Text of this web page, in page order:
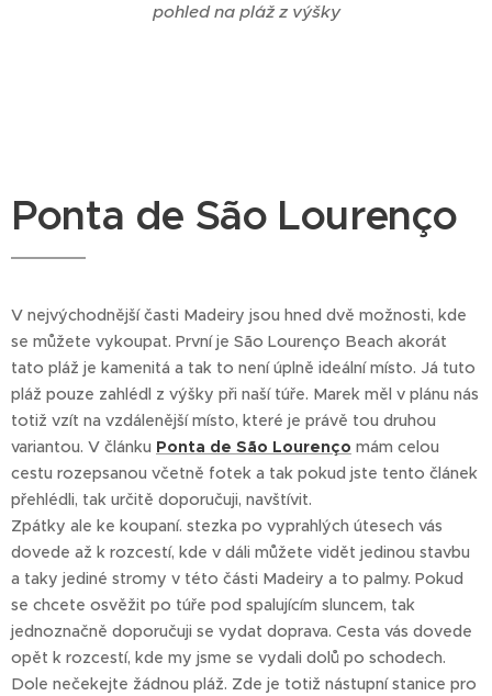
pohled na pláž z výšky
Ponta de São Lourenço
V nejvýchodnější časti Madeiry jsou hned dvě možnosti, kde
se můžete vykoupat. První je São Lourenço Beach akorát
tato pláž je kamenitá a tak to není úplně ideální místo. Já tuto
pláž pouze zahlédl z výšky při naší túře. Marek měl v plánu nás
totiž vzít na vzdálenější místo, které je právě tou druhou
variantou. V článku Ponta de São Lourenço mám celou
cestu rozepsanou včetně fotek a tak pokud jste tento článek
přehlédli, tak určitě doporučuji, navštívit.
Zpátky ale ke koupaní. stezka po vyprahlých útesech vás
dovede až k rozcestí, kde v dáli můžete vidět jedinou stavbu
a taky jediné stromy v této části Madeiry a to palmy. Pokud
se chcete osvěžit po túře pod spalujícím sluncem, tak
jednoznačně doporučuji se vydat doprava. Cesta vás dovede
opět k rozcestí, kde my jsme se vydali dolů po schodech.
Dole nečekejte žádnou pláž. Zde je totiž nástupní stanice pro